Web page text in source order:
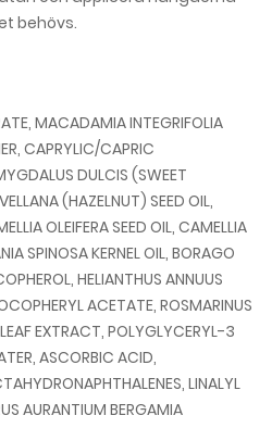
behövs.
MACADAMIA INTEGRIFOLIA
CAPRYLIC/CAPRIC
DULCIS (SWEET
(HAZELNUT) SEED OIL,
OLEIFERA SEED OIL, CAMELLIA
SPINOSA KERNEL OIL, BORAGO
HELIANTHUS ANNUUS
ACETATE, ROSMARINUS
EXTRACT, POLYGLYCERYL-3
ASCORBIC ACID,
LINALYL
AURANTIUM BERGAMIA